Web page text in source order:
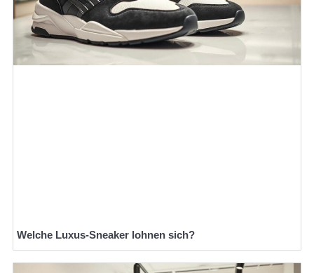
Welche Luxus-Sneaker lohnen sich?